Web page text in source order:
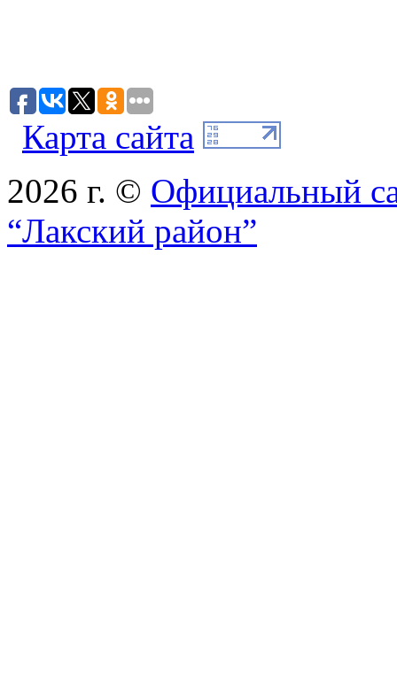
Карта сайта
2026 г. © Официальный
“Лакский район”